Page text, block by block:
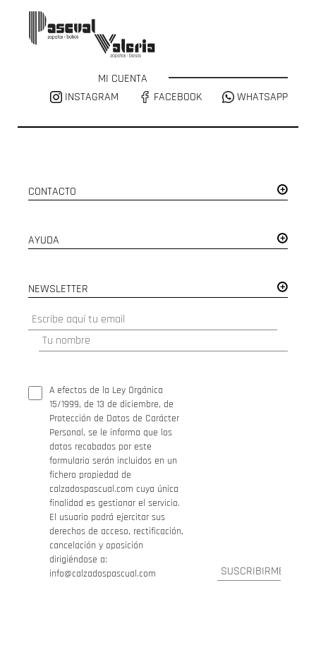
MI CUENTA
INSTAGRAM
FACEBOOK WHATSAPP
CONTACTO
AYUDA
NEWSLETTER
A efectos de la Ley Orgánica
15/1999, de 13 de diciembre, de
Protección de Datos de Carácter
Personal, se le informa que los
datos recabados por este
formulario serán incluidos en un
fichero propiedad de
calzadospascual.com cuya única
finalidad es gestionar el servicio.
El usuario podrá ejercitar sus
derechos de acceso, rectificación,
cancelación y oposición
dirigiéndose a:
info@calzadospascual.com